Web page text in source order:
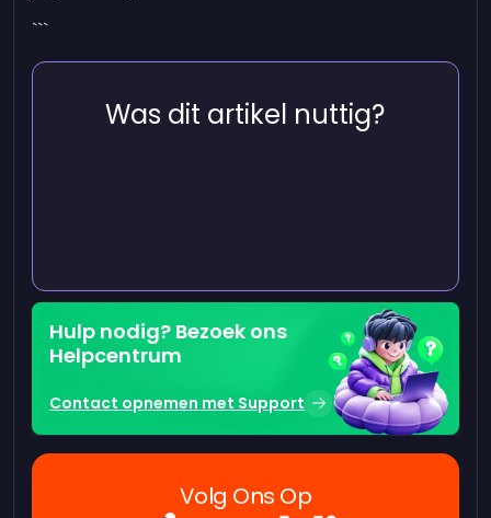
```
Was dit artikel nuttig?
Hulp nodig? Bezoek ons
Helpcentrum
Contact opnemen met Support
Volg Ons Op